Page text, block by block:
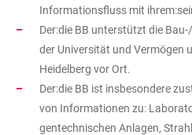
Informationsfluss mit
Der:die BB unterstützt die
der Universität und Vermögen
Heidelberg vor Ort.
Der:die BB ist insbesondere
von Informationen zu:
gentechnischen Anlagen,